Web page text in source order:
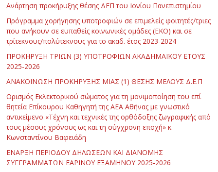
Ανάρτηση προκήρυξης θέσης ΔΕΠ του Ιονίου Πανεπιστημίου
Πρόγραμμα χορήγησης υποτροφιών σε επιμελείς φοιτητές/τριες
που ανήκουν σε ευπαθείς κοινωνικές ομάδες (ΕΚΟ) και σε
τρίτεκνους/πολύτεκνους για το ακαδ. έτος 2023-2024
ΠΡΟΚΗΡΥΞΗ ΤΡΙΩΝ (3) ΥΠΟΤΡΟΦΙΩΝ ΑΚΑΔΗΜΑΪΚΟΥ ΕΤΟΥΣ
2025-2026
ΑΝΑΚΟΙΝΩΣΗ ΠΡΟΚΗΡΥΞΗΣ ΜΙΑΣ (1) ΘΕΣΗΣ ΜΕΛΟΥΣ Δ.Ε.Π
Ορισμός Εκλεκτορικού σώματος για τη μονιμοποίηση του επί
θητεία Επίκουρου Καθηγητή της ΑΕΑ Αθήνας με γνωστικό
αντικείμενο «Τέχνη και τεχνικές της ορθόδοξης ζωγραφικής από
τους μέσους χρόνους ως και τη σύγχρονη εποχή» κ.
Κωνσταντίνου Βαφειάδη
ΕΝΑΡΞΗ ΠΕΡΙΟΔΟΥ ΔΗΛΩΣΕΩΝ ΚΑΙ ΔΙΑΝΟΜΗΣ
ΣΥΓΓΡΑΜΜΑΤΩΝ ΕΑΡΙΝΟΥ ΕΞΑΜΗΝΟΥ 2025-2026